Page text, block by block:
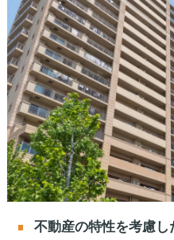
不動産の特性を考慮